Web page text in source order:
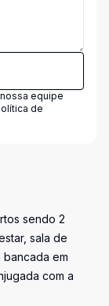
equipe
de
sendo 2
sala de
bancada em
com a